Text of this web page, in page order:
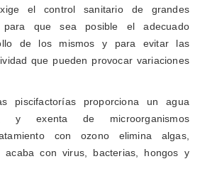
el control sanitario de grandes
que sea posible el adecuado
de los mismos y para evitar las
que pueden provocar variaciones
piscifactorías proporciona un agua
y exenta de microorganismos
con ozono elimina algas,
acaba con virus, bacterias, hongos y